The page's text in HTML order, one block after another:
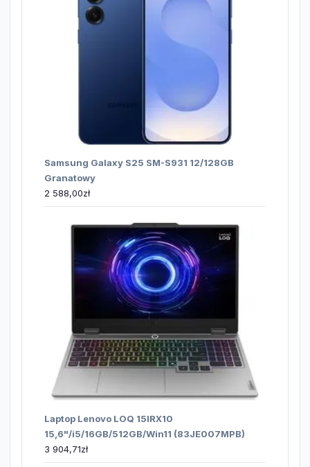
Samsung Galaxy S25 SM-S931 12/128GB
Granatowy
2 588,00zł
Laptop Lenovo LOQ 15IRX10
15,6"/i5/16GB/512GB/Win11 (83JE007MPB)
3 904,71zł